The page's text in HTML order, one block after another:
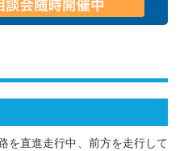
を直進走行中、前方を走行して